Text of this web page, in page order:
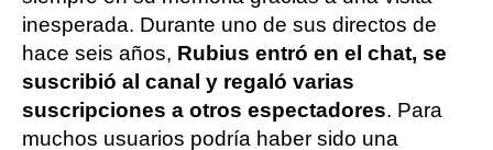
inesperada. Durante uno de sus directos de
hace seis años, Rubius entró en el chat, se
suscribió al canal y regaló varias
suscripciones a otros espectadores. Para
muchos usuarios podría haber sido una